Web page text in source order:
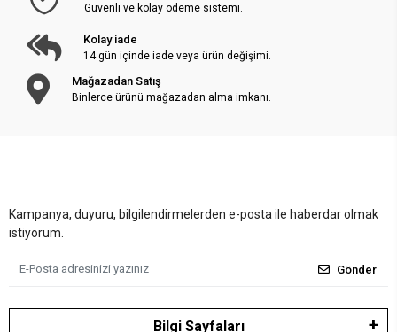
Güvenli ve kolay ödeme sistemi.
Kolay iade
14 gün içinde iade veya ürün değişimi.
Mağazadan Satış
Binlerce ürünü mağazadan alma imkanı.
Kampanya, duyuru, bilgilendirmelerden e-posta ile haberdar olmak
istiyorum.
Gönder
Bilgi Sayfaları